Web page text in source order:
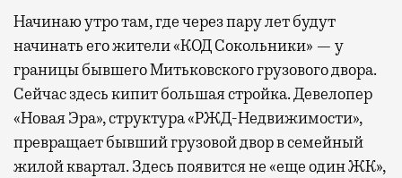
Начинаю утро там, где через пару лет будут
начинать его жители «КОД Сокольники» — у
границы бывшего Митьковского грузового двора.
Сейчас здесь кипит большая стройка. Девелопер
«Новая Эра», структура «РЖД-Недвижимости»,
превращает бывший грузовой двор в семейный
жилой квартал. Здесь появится не «еще один ЖК»,